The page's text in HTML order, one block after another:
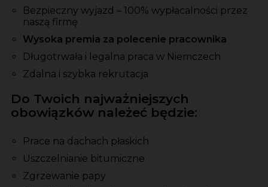
Bezpieczny wyjazd – 100% wypłacalności przez
naszą firmę
Wysoka premia za polecenie pracownika
Długotrwała i legalna praca w Niemczech
Zdalna i szybka rekrutacja
Do Twoich najważniejszych
obowiązków należeć będzie:
Prace na dachach płaskich
Uszczelnianie bitumiczne
Zgrzewanie papy